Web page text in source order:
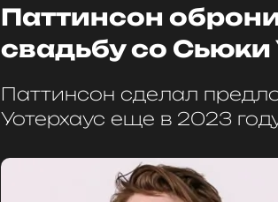
Паттинсон
свадьбу со Сьюки
Паттинсон сделал
Уотерхаус еще в 2023